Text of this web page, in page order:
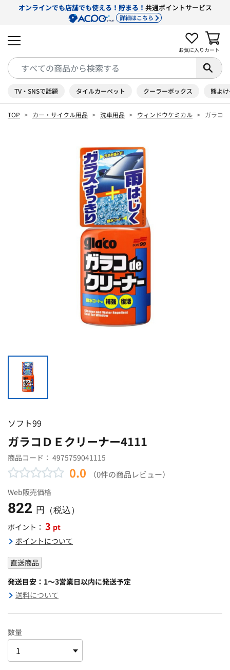
オンラインでも店舗でも使える！貯まる！ 共通ポイントサービス
詳細はこちら
お気に入り カート
TV・SNSで話題 タイルカーペット クーラーボックス 熊よ
TOP カー・サイクル用品 洗車用品 ウィンドウケミカル ガラコ
ソフト99
ガラコＤＥクリーナー4111
商品コード： 4975759041115
0.0 （0件の商品レビュー）
Web販売価格
822 円（税込）
ポイント： 3 pt
ポイントについて
直送商品
発送目安：1～3営業日以内に発送予定
送料について
数量